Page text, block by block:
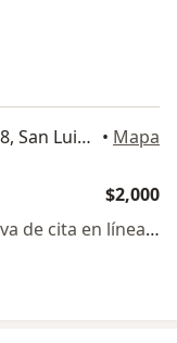
Avenida Venustiano Carranza 138, San Luis Potosi • Mapa
$2,000
Este especialista no ofrece reserva de cita en línea en esta dirección.